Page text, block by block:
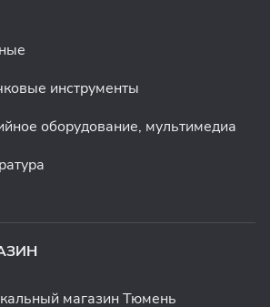
инструменты
оборудование, мультимедиа
магазин Тюмень